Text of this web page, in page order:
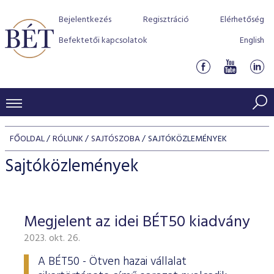
Bejelentkezés Regisztráció
Elérhetőség
Befektetői kapcsolatok
English
KERESKEDÉSI ADATOK
INDEXEK
Jelzáloglevél indexek
Vállalati kötvény indexek
Azonnali Piac
Részvények
Származékos piac
BEFEKTETŐK
Részvény szekció
Hitelpapír szekció
BÉT szabályzatok
Befektetővédelem
Alkalmazott díjstruktúra
Elszámolás
Részvény és vállalati kötvény tőzsdei bevezetését
program
BÉT Xtend - Részvénypiac egyszerűen
TŐZSDETAGOK
Tőzsdetagok, üzletkötők
VENDOROK
FŐOLDAL RÓLUNK SAJTÓSZOBA SAJTÓKÖZLEMÉNYEK
Sajtóközlemények
Megjelent az idei BÉT50 kiadvány
2023. okt. 26.
A BÉT50 - Ötven hazai vállalat